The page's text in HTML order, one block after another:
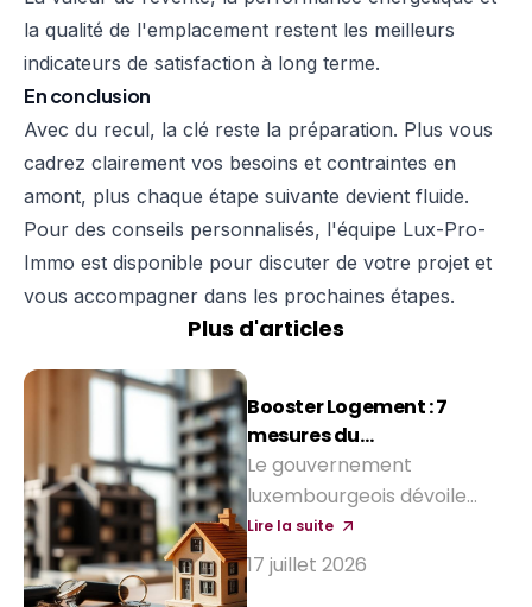
la qualité de l'emplacement restent les meilleurs
indicateurs de satisfaction à long terme.
En conclusion
Avec du recul, la clé reste la préparation. Plus vous
cadrez clairement vos besoins et contraintes en
amont, plus chaque étape suivante devient fluide.
Pour des conseils personnalisés, l'équipe Lux-Pro-
Immo est disponible pour discuter de votre projet et
vous accompagner dans les prochaines étapes.
Plus d'articles
Booster Logement : 7
mesures du
gouvernement pour
réduire le coût d'achat
d'une maison
Le gouvernement
luxembourgeois dévoile
sept mesures pour faciliter
l'accès à la propriété et
Lire la suite
17 juillet 2026